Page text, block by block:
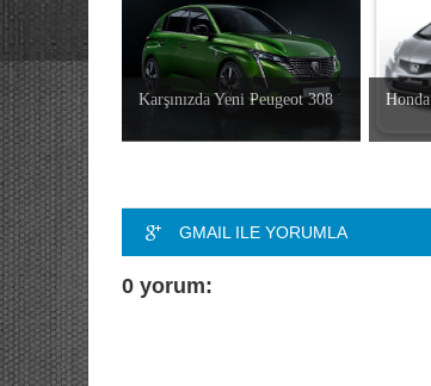
Karşınızda Yeni Peugeot 308 Honda
GMAIL ILE YORUMLA
0 yorum: